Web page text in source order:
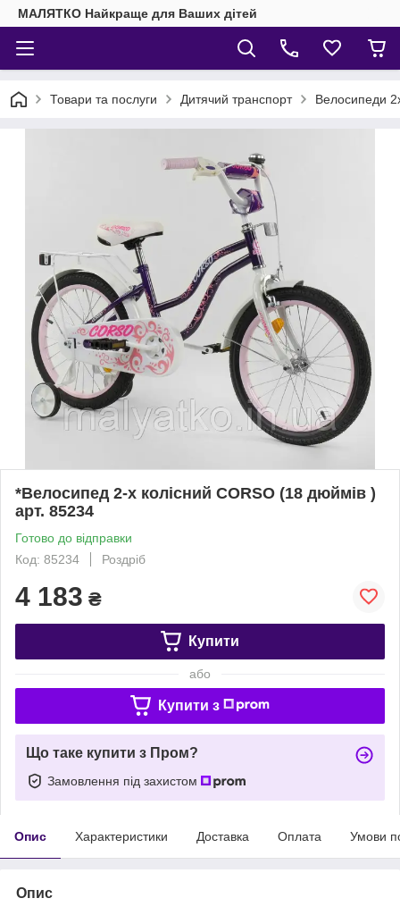
МАЛЯТКО Найкраще для Ваших дітей
Товари та послуги Дитячий транспорт Велосипеди
*Велосипед 2-х колісний CORSO (18 дюймів )
арт. 85234
Готово до відправки
Код: 85234
Роздріб
4 183 ₴
Купити
або
Купити з
Що таке купити з Пром?
Замовлення під захистом
Опис Характеристики Доставка Оплата Умови
Опис